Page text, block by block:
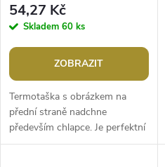
54,27 Kč
Skladem 60 ks
ZOBRAZIT
Termotaška s obrázkem na
přední straně nadchne
především chlapce. Je perfektní
volbou pro uchovávání svačin